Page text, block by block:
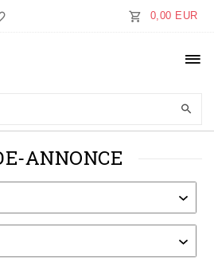
0,00 EUR
ANNONCE